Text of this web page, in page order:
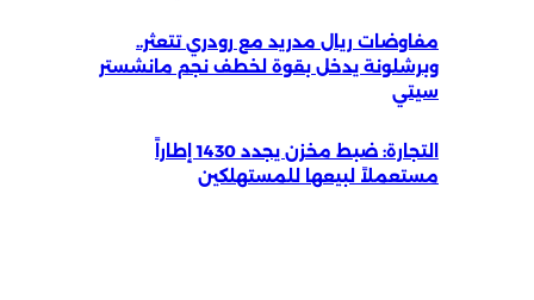
مفاوضات ريال مدريد مع رودري تتعثر..
وبرشلونة يدخل بقوة لخطف نجم مانشستر
سيتي
التجارة: ضبط مخزن يجدد 1430 إطاراً
مستعملاً لبيعها للمستهلكين